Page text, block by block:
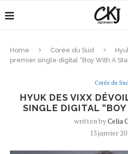
Home Corée du Sud
premier single digital “Boy With A
Corée du
HYUK DES VIXX
SINGLE DIGITAL
written byCelia
13 janvier